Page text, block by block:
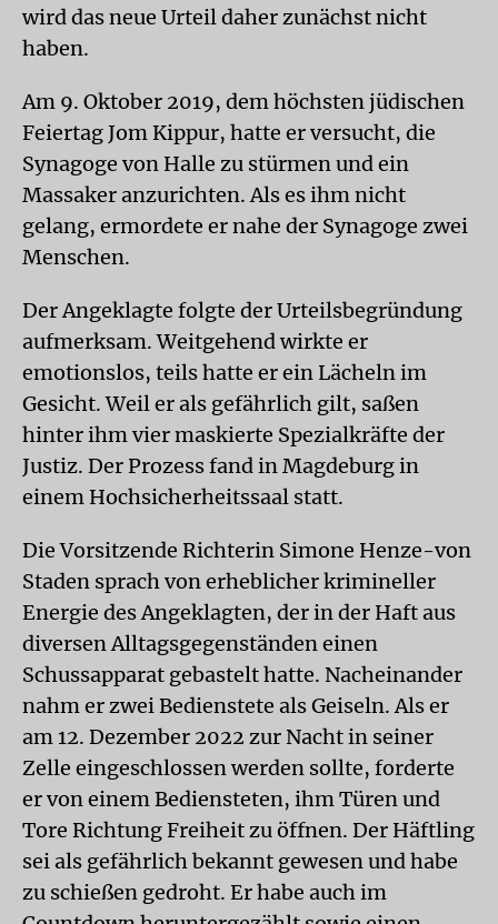
wird das neue Urteil daher zunächst nicht
haben.
Am 9. Oktober 2019, dem höchsten jüdischen
Feiertag Jom Kippur, hatte er versucht, die
Synagoge von Halle zu stürmen und ein
Massaker anzurichten. Als es ihm nicht
gelang, ermordete er nahe der Synagoge zwei
Menschen.
Der Angeklagte folgte der Urteilsbegründung
aufmerksam. Weitgehend wirkte er
emotionslos, teils hatte er ein Lächeln im
Gesicht. Weil er als gefährlich gilt, saßen
hinter ihm vier maskierte Spezialkräfte der
Justiz. Der Prozess fand in Magdeburg in
einem Hochsicherheitssaal statt.
Die Vorsitzende Richterin Simone Henze-von
Staden sprach von erheblicher krimineller
Energie des Angeklagten, der in der Haft aus
diversen Alltagsgegenständen einen
Schussapparat gebastelt hatte. Nacheinander
nahm er zwei Bedienstete als Geiseln. Als er
am 12. Dezember 2022 zur Nacht in seiner
Zelle eingeschlossen werden sollte, forderte
er von einem Bediensteten, ihm Türen und
Tore Richtung Freiheit zu öffnen. Der Häftling
sei als gefährlich bekannt gewesen und habe
zu schießen gedroht. Er habe auch im